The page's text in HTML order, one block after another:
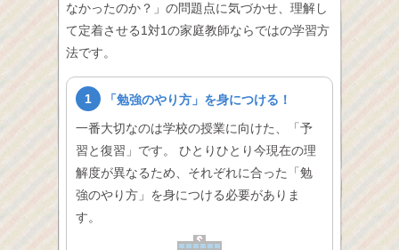
なかったのか？」の問題点に気づかせ、理解し
て定着させる1対1の家庭教師ならではの学習方
法です。
1
「勉強のやり方」を身につける！
一番大切なのは学校の授業に向けた、「予
習と復習」です。 ひとりひとり今現在の理
解度が異なるため、それぞれに合った「勉
強のやり方」を身につける必要がありま
す。